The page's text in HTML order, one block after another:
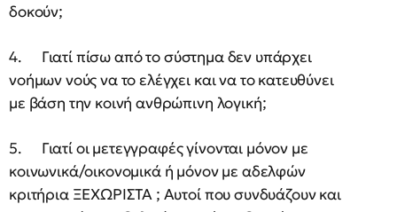
δοκούν;
4. Γιατί πίσω από το σύστημα δεν υπάρχει
νοήμων νούς να το ελέγχει και να το κατευθύνει
με βάση την κοινή ανθρώπινη λογική;
5. Γιατί οι μετεγγραφές γίνονται μόνον με
κοινωνικά/οικονομικά ή μόνον με αδελφών
κριτήρια ΞΕΧΩΡΙΣΤΑ ; Αυτοί που συνδυάζουν και